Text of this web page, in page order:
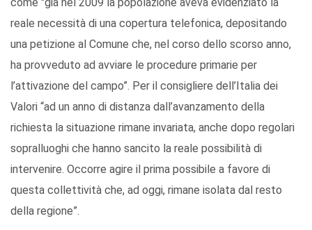
come "già nel 2009 la popolazione aveva evidenziato la
reale necessità di una copertura telefonica, depositando
una petizione al Comune che, nel corso dello scorso anno,
ha provveduto ad avviare le procedure primarie per
l’attivazione del campo”. Per il consigliere dell’Italia dei
Valori “ad un anno di distanza dall’avanzamento della
richiesta la situazione rimane invariata, anche dopo regolari
sopralluoghi che hanno sancito la reale possibilità di
intervenire. Occorre agire il prima possibile a favore di
questa collettività che, ad oggi, rimane isolata dal resto
della regione”.